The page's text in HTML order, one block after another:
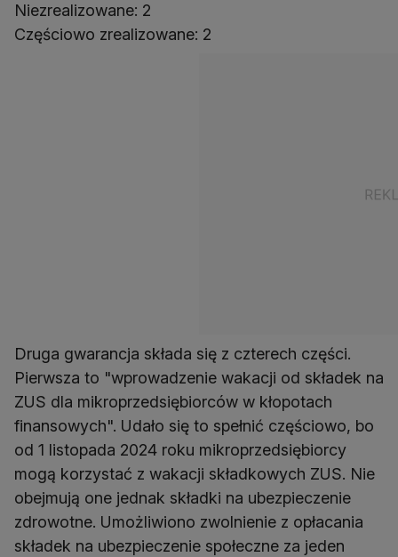
Niezrealizowane: 2
Częściowo zrealizowane: 2
Druga gwarancja składa się z czterech części.
Pierwsza to "wprowadzenie wakacji od składek na
ZUS dla mikroprzedsiębiorców w kłopotach
finansowych". Udało się to spełnić częściowo, bo
od 1 listopada 2024 roku mikroprzedsiębiorcy
mogą korzystać z wakacji składkowych ZUS. Nie
obejmują one jednak składki na ubezpieczenie
zdrowotne. Umożliwiono zwolnienie z opłacania
składek na ubezpieczenie społeczne za jeden